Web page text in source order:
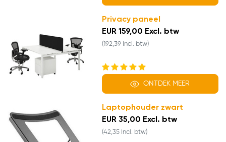
Privacy paneel
EUR 159,00 Excl. btw
(192,39 Incl. btw)
ONTDEK MEER
Laptophouder zwart
EUR 35,00 Excl. btw
(42,35 Incl. btw)